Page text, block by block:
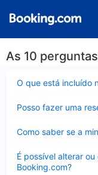
As 10
O que está incluído
Posso fazer uma
Como saber se a
É possível alterar
Booking.com?
Contraído